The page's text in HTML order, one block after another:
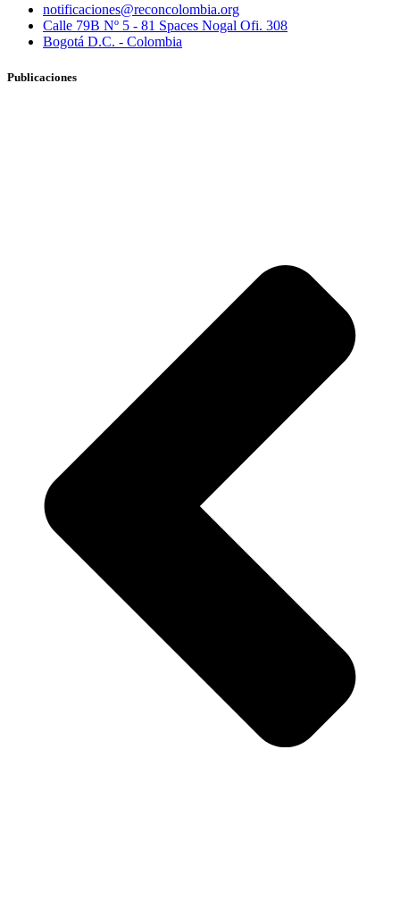
notificaciones@reconcolombia.org
Calle 79B Nº 5 - 81 Spaces Nogal Ofi. 308
Bogotá D.C. - Colombia
Publicaciones